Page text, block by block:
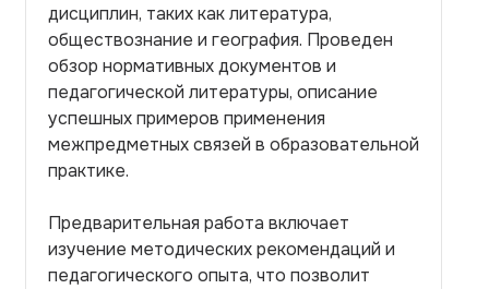
дисциплин, таких как литература,
обществознание и география. Проведен
обзор нормативных документов и
педагогической литературы, описание
успешных примеров применения
межпредметных связей в образовательной
практике.
Предварительная работа включает
изучение методических рекомендаций и
педагогического опыта, что позволит